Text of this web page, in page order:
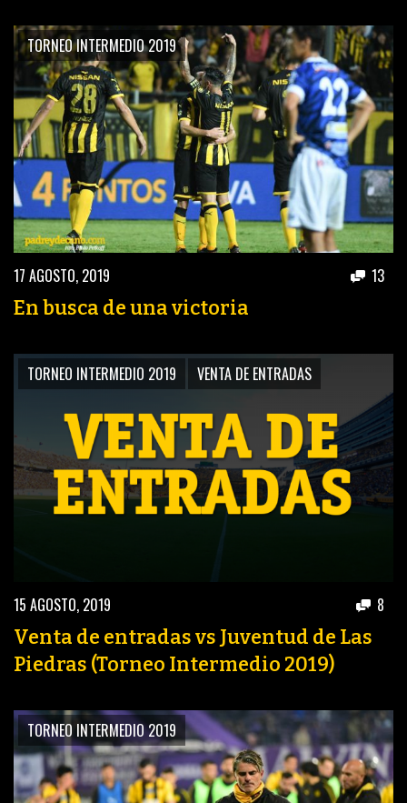
TORNEO INTERMEDIO 2019
17 AGOSTO, 2019 13
En busca de una victoria
TORNEO INTERMEDIO 2019 VENTA DE ENTRADAS
15 AGOSTO, 2019 8
Venta de entradas vs Juventud de Las
Piedras (Torneo Intermedio 2019)
TORNEO INTERMEDIO 2019